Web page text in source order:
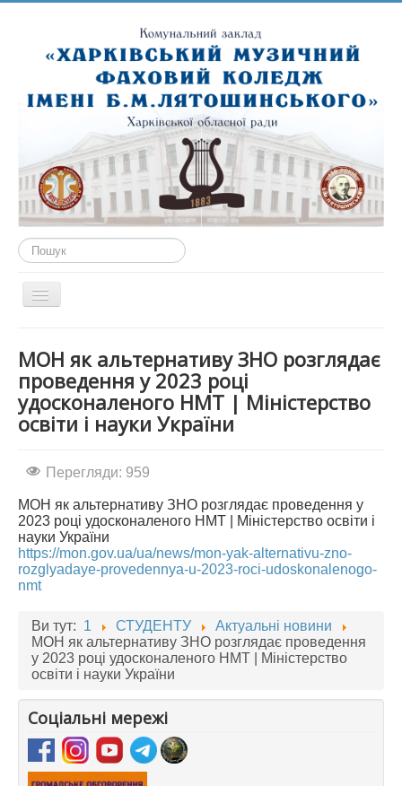
Пошук...
Перемикач
ПРО НАС
ПУБЛІЧНА ІНФОРМАЦІЯ
АБІТУРІЄНТУ
НАВЧАЛЬНО-ВИХОВНА РОБОТА
МИСТЕЦЬКІ ПРОЄКТИ
БІБЛІОТЕКА, ФОНОТЕКА
МОН як альтернативу ЗНО розглядає
проведення у 2023 році
удосконаленого НМТ | Міністерство
освіти і науки України
Перегляди: 959
МОН як альтернативу ЗНО розглядає проведення у
2023 році удосконаленого НМТ | Міністерство освіти і
науки України
https://mon.gov.ua/ua/news/mon-yak-alternativu-zno-
rozglyadaye-provedennya-u-2023-roci-udoskonalenogo-
nmt
Ви тут: 1 СТУДЕНТУ
Актуальні новини
МОН як альтернативу ЗНО розглядає проведення
у 2023 році удосконаленого НМТ | Міністерство
освіти і науки України
Соціальні мережі